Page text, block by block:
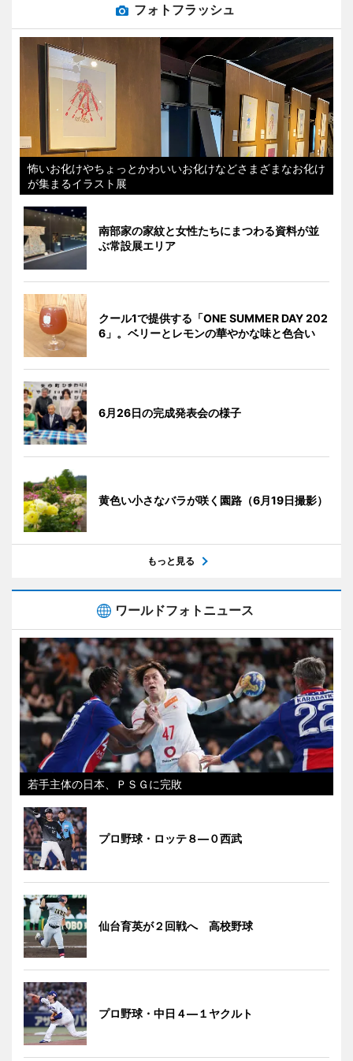
フォトフラッシュ
怖いお化けやちょっとかわいいお化けなどさまざまなお化け
が集まるイラスト展
南部家の家紋と女性たちにまつわる資料が並
ぶ常設展エリア
クール1で提供する「ONE SUMMER DAY 202
6」。ベリーとレモンの華やかな味と色合い
6月26日の完成発表会の様子
黄色い小さなバラが咲く園路（6月19日撮影）
もっと見る
ワールドフォトニュース
若手主体の日本、ＰＳＧに完敗
プロ野球・ロッテ８―０西武
仙台育英が２回戦へ 高校野球
プロ野球・中日４―１ヤクルト